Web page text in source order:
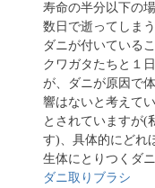
寿命の半分以下の
数日で逝ってしま
ダニが付いている
クワガタたちと１
が、ダニが原因で
響はないと考えて
とされていますが(
す)、具体的にどれ
生体にとりつくダ
ダニ取りブラシ